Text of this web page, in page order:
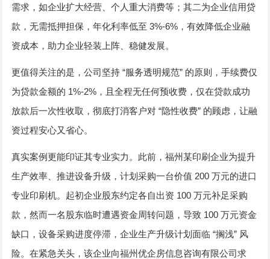
需求，如企业扩大经营、个人重大消费等；其二为企业信用贷
款，无需抵押担保，年化利率低至3%-6% ，有效降低企业融
资成本，助力企业轻装上阵、稳健发展。
更值得关注的是，公司坚持 “服务透明规范” 的原则，手续费仅
为贷款金额的 1%-2% ，且全程无任何预收费，仅在贷款成功
放款后一次性收取，彻底打消客户对“隐性收费” 的顾虑，让融
资过程安心又省心。
真实案例更能印证其专业实力。此前，福州某印刷企业为提升
生产效率、推进设备升级，计划采购一台价值 200万元的进口
专业印刷机。起初企业股东约定各自出资 100万元补足采购
款，然而一名股东临时遭遇资金周转问题，导致 100万元资金
缺口，设备采购进度停滞，企业生产升级计划面临“搁浅” 风
险。在紧急关头，该企业向福州优企房信息咨询有限公司求